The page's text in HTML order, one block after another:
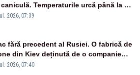
Temperaturile urcă până la 38
grade, iar nopțile devin tropicale
2026, 07:39
fără precedent al Rusiei. O fabrică de
din Kiev deținută de o companie
distrusă de o rachetă
2026, 07:40